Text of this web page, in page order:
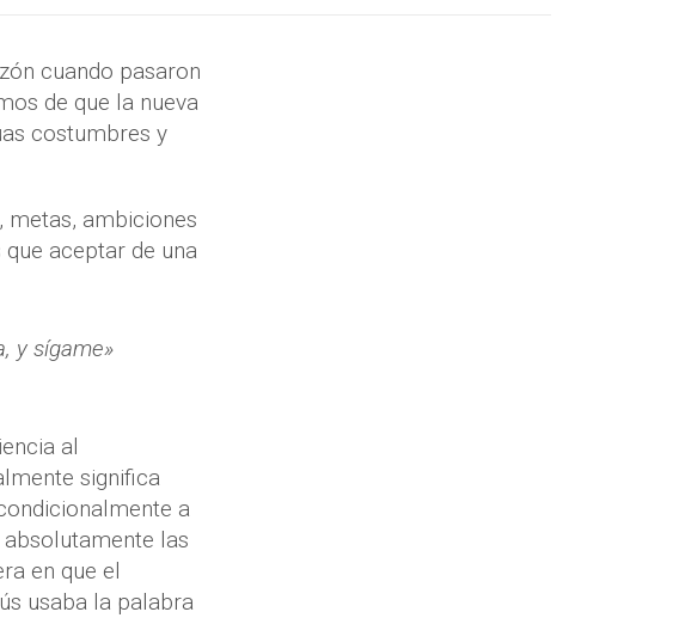
cuando pasaron
de que la nueva
costumbres y
metas, ambiciones
aceptar de una
y sígame»
al
significa
a
las
en que el
usaba la palabra